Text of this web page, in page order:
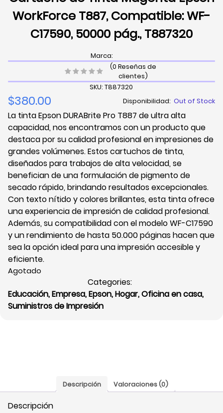
WorkForce T887, Compatible: WF-
C17590, 50000 pág., T887320
Marca:
(0 Reseñas de
clientes)
SKU: T887320
$380.00 Disponibilidad: Out of Stock
La tinta Epson DURABrite Pro T887 de ultra alta
capacidad, nos encontramos con un producto que
destaca por su calidad profesional en impresiones de
grandes volúmenes. Estos cartuchos de tinta,
diseñados para trabajos de alta velocidad, se
benefician de una formulación de pigmento de
secado rápido, brindando resultados excepcionales.
Con texto nítido y colores brillantes, esta tinta ofrece
una experiencia de impresión de calidad profesional.
Además, su compatibilidad con el modelo WF-C17590
y un rendimiento de hasta 50.000 páginas hacen que
sea la opción ideal para una impresión accesible y
eficiente.
Agotado
Categories:
Educación,Empresa,Epson,Hogar,Oficina en casa,
Suministros de Impresión
Descripción Valoraciones (0)
Descripción